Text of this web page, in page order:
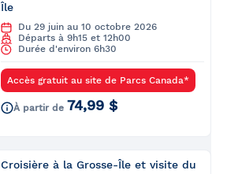
Île
Du 29 juin au 10 octobre 2026
Départs à 9h15 et 12h00
Durée d'environ 6h30
Accès gratuit au site de Parcs Canada*
À partir de 74,99 $
Croisière à la Grosse-Île et visite du